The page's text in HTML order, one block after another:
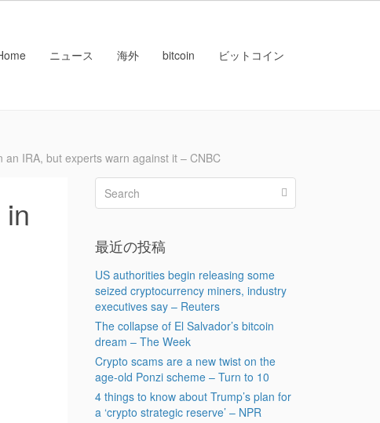
ニュース 海外 bitcoin ビットコイン
an IRA, but experts warn against it – CNBC
最近の投稿
US authorities begin releasing some
seized cryptocurrency miners, industry
executives say – Reuters
The collapse of El Salvador’s bitcoin
dream – The Week
Crypto scams are a new twist on the
age-old Ponzi scheme – Turn to 10
4 things to know about Trump’s plan for
a ‘crypto strategic reserve’ – NPR